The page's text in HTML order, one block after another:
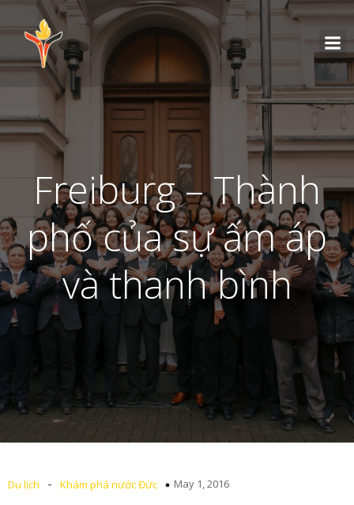
Freiburg – Thành
phố của sự ấm áp
và thanh bình
Du lịch - Khám phá nước Đức May 1, 2016